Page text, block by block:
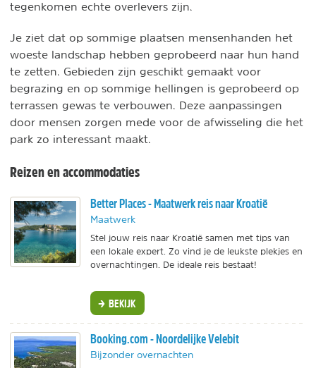
tegenkomen echte overlevers zijn.
Je ziet dat op sommige plaatsen mensenhanden het
woeste landschap hebben geprobeerd naar hun hand
te zetten. Gebieden zijn geschikt gemaakt voor
begrazing en op sommige hellingen is geprobeerd op
terrassen gewas te verbouwen. Deze aanpassingen
door mensen zorgen mede voor de afwisseling die het
park zo interessant maakt.
Reizen en accommodaties
Better Places - Maatwerk reis naar Kroatië
Maatwerk
Stel jouw reis naar Kroatië samen met tips van
een lokale expert. Zo vind je de leukste plekjes en
overnachtingen. De ideale reis bestaat!
BEKIJK
Booking.com - Noordelijke Velebit
Bijzonder overnachten